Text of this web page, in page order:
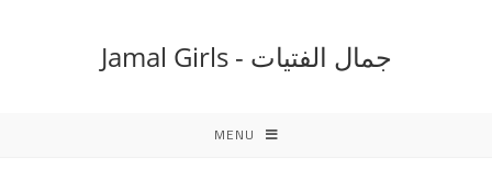
جمال الفتيات - Jamal Girls
MENU